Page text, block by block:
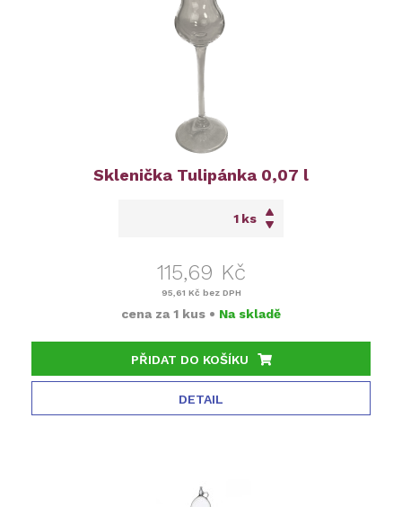
Sklenička Tulipánka 0,07 l
ks
115,69 Kč
95,61 Kč bez DPH
cena za 1 kus • Na skladě
PŘIDAT DO KOŠÍKU
DETAIL